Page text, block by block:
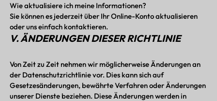
Wie aktualisiere ich meine Informationen?
Sie können es jederzeit über Ihr Online-Konto aktualisieren
oder uns einfach kontaktieren.
V. ÄNDERUNGEN DIESER RICHTLINIE
Von Zeit zu Zeit nehmen wir möglicherweise Änderungen an
der Datenschutzrichtlinie vor. Dies kann sich auf
Gesetzesänderungen, bewährte Verfahren oder Änderungen
unserer Dienste beziehen. Diese Änderungen werden in